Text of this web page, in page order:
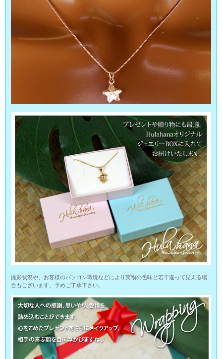
撮影状況や、お客様のパソコン環境などにより実物の色味と若干違って見える場
合もございます。予めご了承下さい。